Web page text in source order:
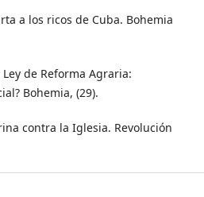
a los ricos de Cuba. Bohemia
de Reforma Agraria:
Bohemia, (29).
contra la Iglesia. Revolución